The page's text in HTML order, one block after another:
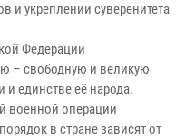
и укреплении суверенитета
Федерации
– свободную и великую
и единстве её народа.
военной операции
в стране зависят от